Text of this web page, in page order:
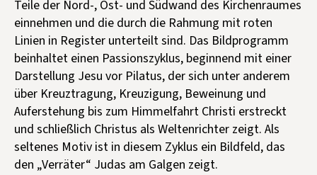
Teile der Nord-, Ost- und Südwand des Kirchenraumes
einnehmen und die durch die Rahmung mit roten
Linien in Register unterteilt sind. Das Bildprogramm
beinhaltet einen Passionszyklus, beginnend mit einer
Darstellung Jesu vor Pilatus, der sich unter anderem
über Kreuztragung, Kreuzigung, Beweinung und
Auferstehung bis zum Himmelfahrt Christi erstreckt
und schließlich Christus als Weltenrichter zeigt. Als
seltenes Motiv ist in diesem Zyklus ein Bildfeld, das
den „Verräter“ Judas am Galgen zeigt.